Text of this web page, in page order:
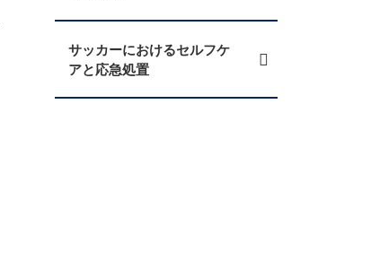
サッカーにおけるセルフケ
アと応急処置